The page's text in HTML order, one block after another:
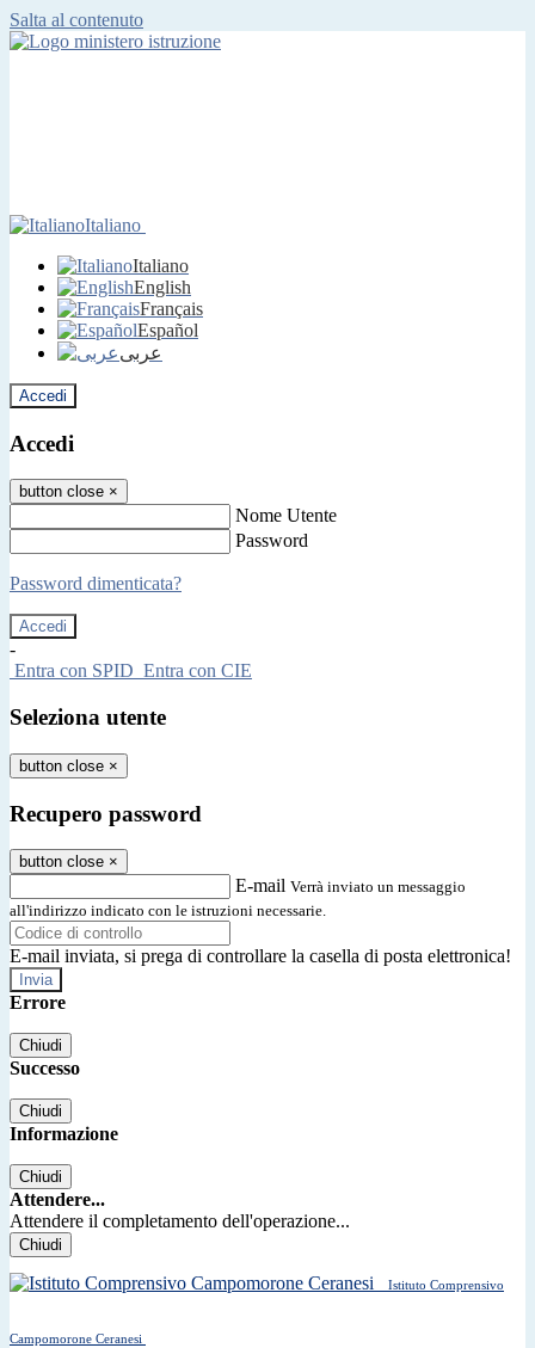
Salta al contenuto
Italiano
Italiano
English
Français
Español
عربى
Accedi
Accedi
button close ×
Nome Utente
Password
Password dimenticata?
-
Entra con SPID Entra con CIE
Seleziona utente
button close ×
Recupero password
button close ×
E-mail Verrà inviato un messaggio
all'indirizzo indicato con le istruzioni necessarie.
E-mail inviata, si prega di controllare la casella di posta elettronica!
Errore
Chiudi
Successo
Chiudi
Informazione
Chiudi
Attendere...
Attendere il completamento dell'operazione...
Chiudi
Istituto Comprensivo
Campomorone Ceranesi